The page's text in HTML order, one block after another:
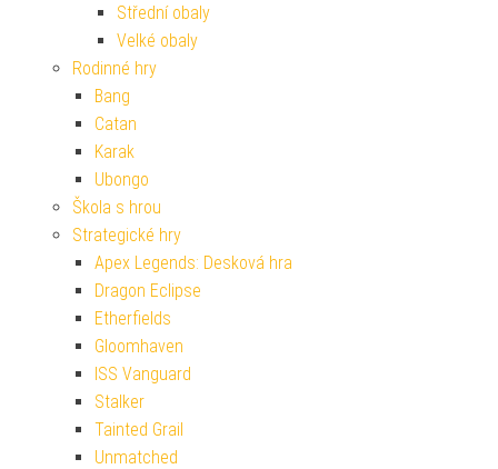
Střední obaly
Velké obaly
Rodinné hry
Bang
Catan
Karak
Ubongo
Škola s hrou
Strategické hry
Apex Legends: Desková hra
Dragon Eclipse
Etherfields
Gloomhaven
ISS Vanguard
Stalker
Tainted Grail
Unmatched